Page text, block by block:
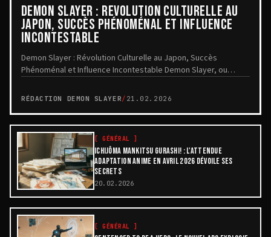
DEMON SLAYER : RÉVOLUTION CULTURELLE AU
JAPON, SUCCÈS PHÉNOMÉNAL ET INFLUENCE
INCONTESTABLE
Demon Slayer : Révolution Culturelle au Japon, Succès
Phénoménal et Influence Incontestable Demon Slayer, ou
RÉDACTION DEMON SLAYER/ 21.02.2026
[ GÉNÉRAL ]
ICHIJÔMA MANKITSU GURASHI! : L'ATTENDUE
ADAPTATION ANIME EN AVRIL 2026 DÉVOILE SES
SECRETS
20.02.2026
[ GÉNÉRAL ]